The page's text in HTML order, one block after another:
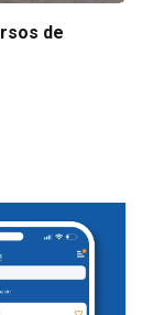
de